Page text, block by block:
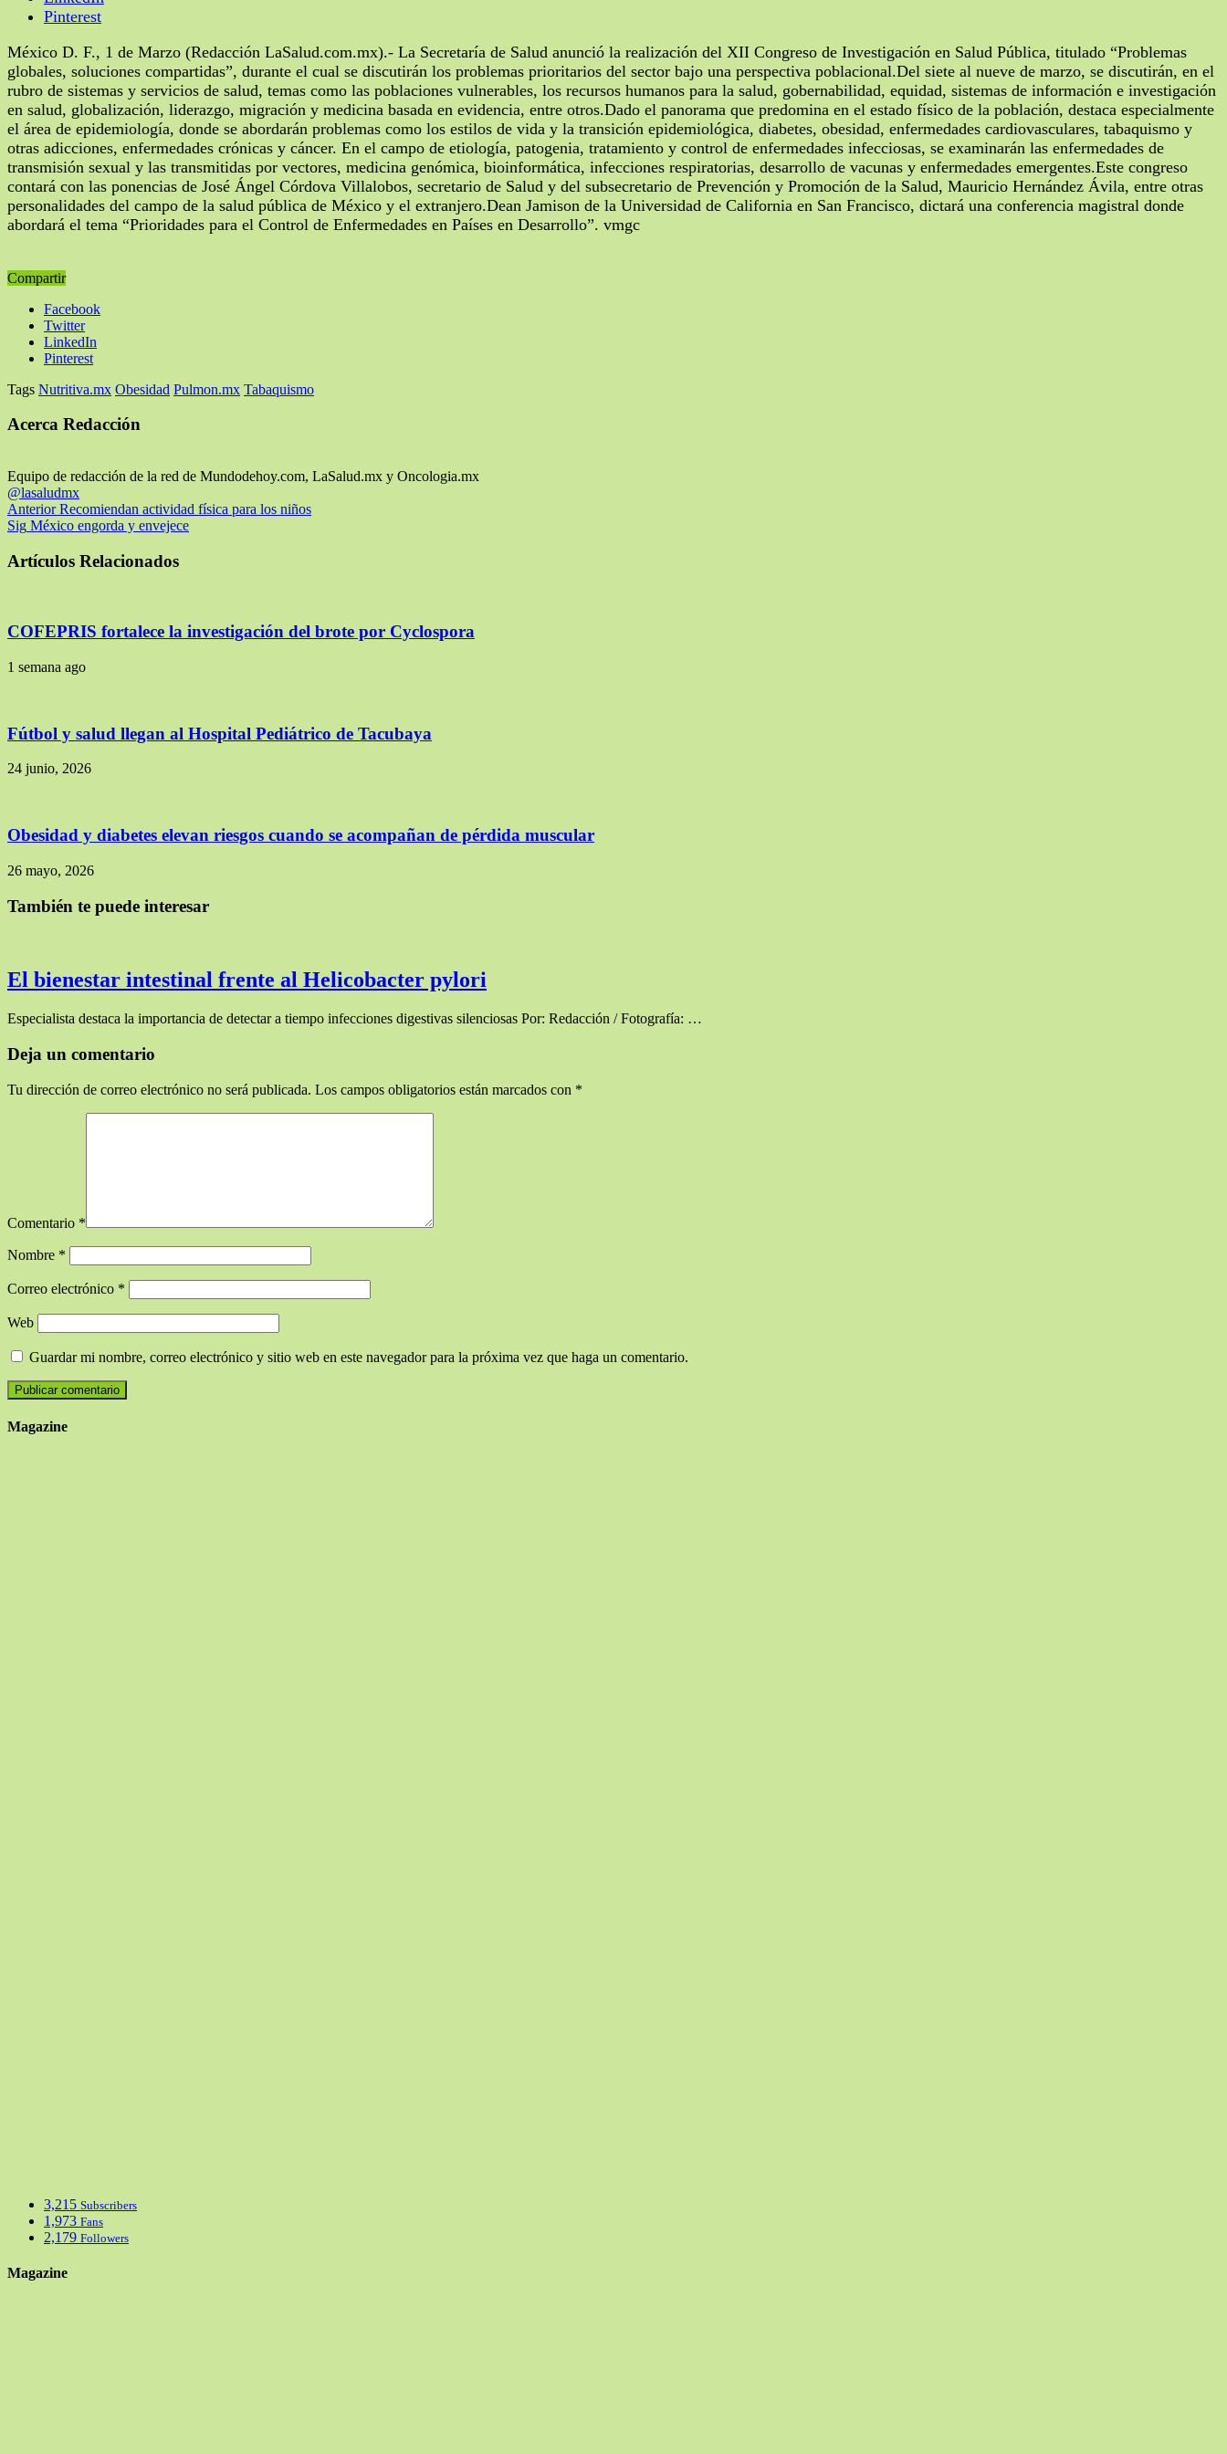
Pinterest
México D. F., 1 de Marzo (Redacción LaSalud.com.mx).- La Secretaría de Salud anunció la realización del XII Congreso de Investigación en Salud Pública, titulado “Problemas
globales, soluciones compartidas”, durante el cual se discutirán los problemas prioritarios del sector bajo una perspectiva poblacional.Del siete al nueve de marzo, se discutirán, en el
rubro de sistemas y servicios de salud, temas como las poblaciones vulnerables, los recursos humanos para la salud, gobernabilidad, equidad, sistemas de información e investigación
en salud, globalización, liderazgo, migración y medicina basada en evidencia, entre otros.Dado el panorama que predomina en el estado físico de la población, destaca especialmente
el área de epidemiología, donde se abordarán problemas como los estilos de vida y la transición epidemiológica, diabetes, obesidad, enfermedades cardiovasculares, tabaquismo y
otras adicciones, enfermedades crónicas y cáncer. En el campo de etiología, patogenia, tratamiento y control de enfermedades infecciosas, se examinarán las enfermedades de
transmisión sexual y las transmitidas por vectores, medicina genómica, bioinformática, infecciones respiratorias, desarrollo de vacunas y enfermedades emergentes.Este congreso
contará con las ponencias de José Ángel Córdova Villalobos, secretario de Salud y del subsecretario de Prevención y Promoción de la Salud, Mauricio Hernández Ávila, entre otras
personalidades del campo de la salud pública de México y el extranjero.Dean Jamison de la Universidad de California en San Francisco, dictará una conferencia magistral donde
abordará el tema “Prioridades para el Control de Enfermedades en Países en Desarrollo”. vmgc
Compartir
Facebook
Twitter
LinkedIn
Pinterest
Tags Nutritiva.mx Obesidad Pulmon.mx Tabaquismo
Acerca Redacción
Equipo de redacción de la red de Mundodehoy.com, LaSalud.mx y Oncologia.mx
@lasaludmx
AnteriorRecomiendan actividad física para los niños
Sig México engorda y envejece
Artículos Relacionados
COFEPRIS fortalece la investigación del brote por Cyclospora
1 semana ago
Fútbol y salud llegan al Hospital Pediátrico de Tacubaya
24 junio, 2026
Obesidad y diabetes elevan riesgos cuando se acompañan de pérdida muscular
26 mayo, 2026
También te puede interesar
El bienestar intestinal frente al Helicobacter pylori
Especialista destaca la importancia de detectar a tiempo infecciones digestivas silenciosas Por: Redacción / Fotografía: …
Deja un comentario
Tu dirección de correo electrónico no será publicada. Los campos obligatorios están marcados con *
Comentario *
Nombre *
Correo electrónico *
Web
Guardar mi nombre, correo electrónico y sitio web en este navegador para la próxima vez que haga un comentario.
Magazine
3,215 Subscribers
1,973 Fans
2,179 Followers
Magazine